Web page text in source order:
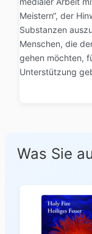
Meistern“, der
Substanzen
Menschen, die
gehen möchten,
Unterstützung
Was Sie